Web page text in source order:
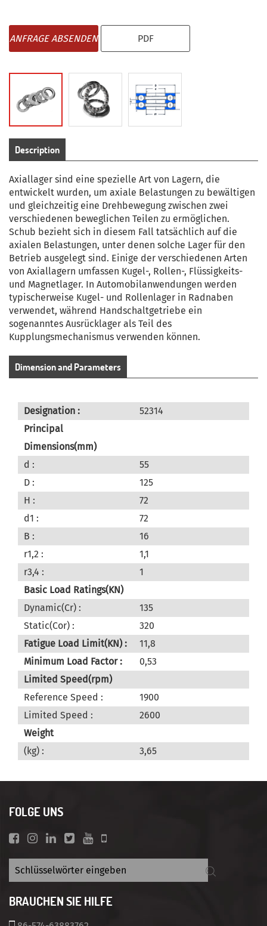
ANFRAGE ABSENDEN PDF
Description
Axiallager sind eine spezielle Art von Lagern, die
entwickelt wurden, um axiale Belastungen zu bewältigen
und gleichzeitig eine Drehbewegung zwischen zwei
verschiedenen beweglichen Teilen zu ermöglichen.
Schub bezieht sich in diesem Fall tatsächlich auf die
axialen Belastungen, unter denen solche Lager für den
Betrieb ausgelegt sind. Einige der verschiedenen Arten
von Axiallagern umfassen Kugel-, Rollen-, Flüssigkeits-
und Magnetlager. In Automobilanwendungen werden
typischerweise Kugel- und Rollenlager in Radnaben
verwendet, während Handschaltgetriebe ein
sogenanntes Ausrücklager als Teil des
Kupplungsmechanismus verwenden können.
Dimension and Parameters
Designation :
52314
Principal
Dimensions(mm)
d :
55
D :
125
H :
72
d1 :
72
B :
16
r1,2 :
1,1
r3,4 :
1
Basic Load Ratings(KN)
Dynamic(Cr) :
135
Static(Cor) :
320
Fatigue Load Limit(KN) :
11,8
Minimum Load Factor :
0,53
Limited Speed(rpm)
Reference Speed :
1900
Limited Speed :
2600
Weight
(kg) :
3,65
FOLGE UNS
BRAUCHEN SIE HILFE